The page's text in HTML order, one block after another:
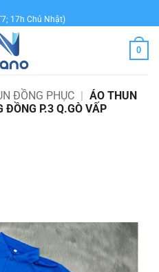
17h Chủ Nhật)
0
ĐỒNG PHỤC | ÁO THUN
ĐỒNG P.3 Q.GÒ VẤP